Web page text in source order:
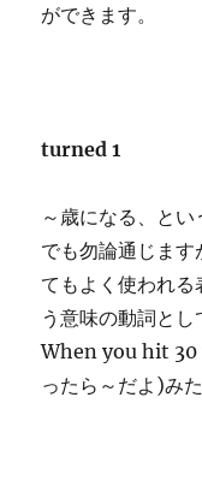
ができます。
turned 1
～歳になる、と
でも勿論通じま
てもよく使われ
う意味の動詞と
When you hit 30
ったら～だよ)み